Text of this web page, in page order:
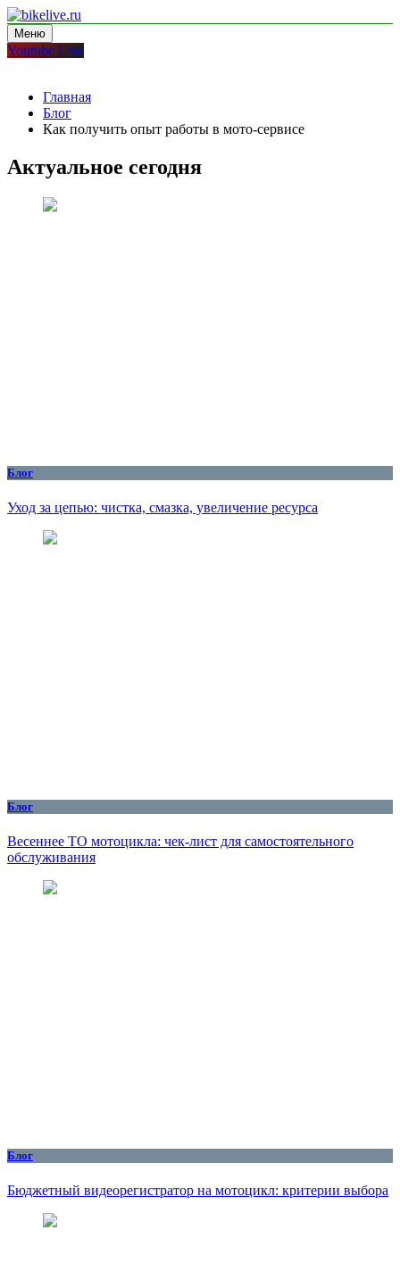
Перейти
к
содержимому
bikelive.ru
блог про мотоциклы
Меню
Youtube Live
Главная
Блог
Как получить опыт работы в мото-сервисе
Актуальное сегодня
Блог
Уход за цепью: чистка, смазка, увеличение ресурса
Блог
Весеннее ТО мотоцикла: чек-лист для самостоятельного
обслуживания
Блог
Бюджетный видеорегистратор на мотоцикл: критерии выбора